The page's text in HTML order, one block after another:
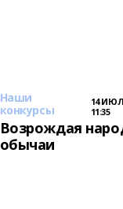
Наши
конкурсы
14
11:35
Возрождая
обычаи